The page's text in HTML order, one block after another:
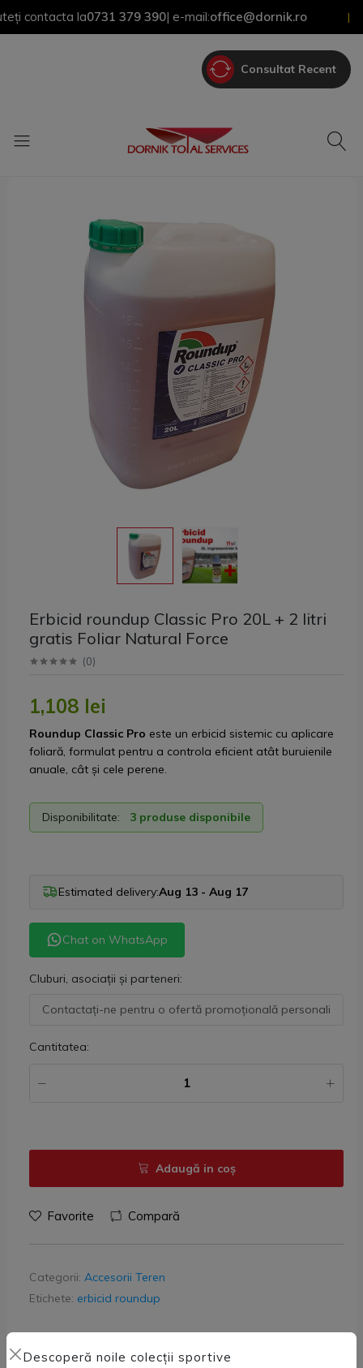
contacta la0731 379 390| e-mail:office@dornik.ro
Descoperă noile colecții sportive
Consultat Recent
Erbicid roundup Classic Pro 20L + 2 litri
gratis Foliar Natural Force
(0)
1,108 lei
Roundup Classic Pro este un erbicid sistemic cu aplicare
foliară, formulat pentru a controla eficient atât buruienile
anuale, cât și cele perene.
Disponibilitate: 3 produse disponibile
Estimated delivery:Aug 13 - Aug 17
Chat on WhatsApp
Cluburi, asociații și parteneri:
Cantitatea:
Adaugă in coş
Favorite Compară
Categorii: Accesorii Teren
Etichete: erbicid roundup
Facebook X (Twitter) Pinterest